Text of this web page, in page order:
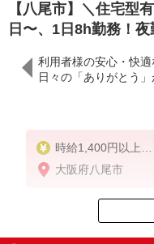
【八尾市】＼住宅型
日〜、1日8h勤務！夜
利用者様の安心・快適
日々の「ありがとう
時給1,400円以上
※無資格者の場合
※一律処遇改善手当
大阪府八尾市